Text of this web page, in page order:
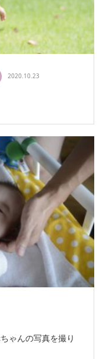
2020.10.23
ゃんの写真を撮り